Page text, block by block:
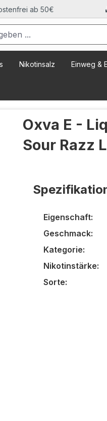
ab 50€
Nikotinsalz Einweg &
Oxva E -
Sour Razz
Eigenschaft:
Geschmack:
Kategorie:
Nikotinstärke:
Sorte: